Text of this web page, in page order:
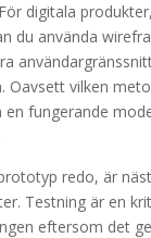
digitala
du använda
Oavsett vilken
fungerande
redo, är
Testning är en
eftersom det